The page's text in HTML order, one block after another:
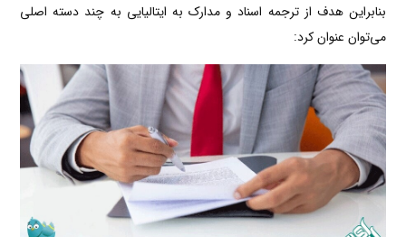
بنابراین هدف از ترجمه اسناد و مدارک به ایتالیایی به چند دسته اصلی
می‌توان عنوان کرد: